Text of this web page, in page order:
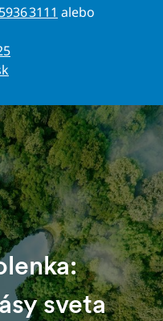
3111 alebo
sveta